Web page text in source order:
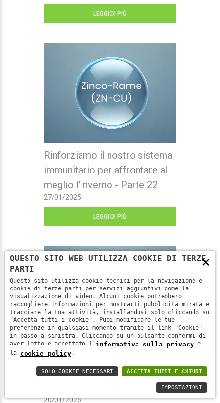
LEGGI DI PIÙ
Rinforziamo il nostro sistema
immunitario per affrontare al
meglio l'inverno - Parte 22
27/01/2025
LEGGI DI PIÙ
Rinforziamo il nostro sistema
immunitario per affrontare al
meglio l'inverno - Parte 21
20/01/2025
×
QUESTO SITO WEB UTILIZZA COOKIE DI TERZE
PARTI
Questo sito utilizza cookie tecnici per la navigazione e
cookie di terze parti per servizi aggiuntivi come la
visualizzazione di video. Alcuni cookie potrebbero
raccogliere informazioni per mostrarti pubblicità mirata e
tracciare la tua attività, installandosi solo cliccando su
"Accetta tutti i cookie". Puoi modificare le tue
preferenze in qualsiasi momento tramite il link "Cookie"
in basso a sinistra. Cliccando su un pulsante confermi di
aver letto e accettato l' informativa sulla privacy e
la cookie policy.
ACCETTA TUTTI E CHIUDI
SOLO COOKIE NECESSARI
IMPOSTAZIONI